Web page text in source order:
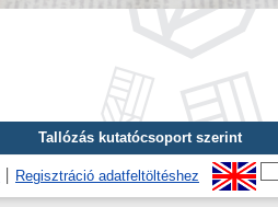
Tallózás kutatócsoport szerint
Regisztráció adatfeltöltéshez